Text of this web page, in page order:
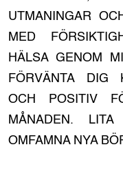
UTMANINGAR
MED
HÄLSA GENOM
FÖRVÄNTA DIG
OCH POSITIV
MÅNADEN.
OMFAMNA NYA